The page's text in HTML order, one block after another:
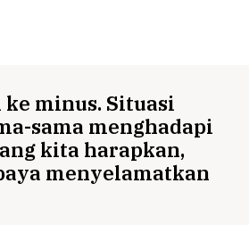
minus. Situasi
sama menghadapi
kita harapkan,
menyelamatkan